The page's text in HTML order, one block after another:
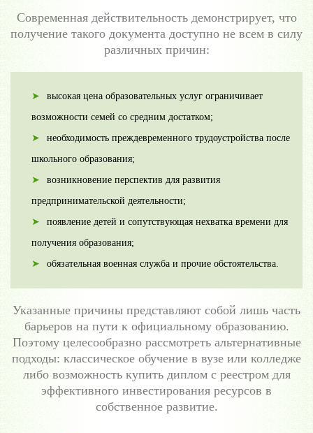
Современная действительность демонстрирует, что
получение такого документа доступно не всем в силу
различных причин:
высокая цена образовательных услуг ограничивает
возможности семей со средним достатком;
необходимость преждевременного трудоустройства после
школьного образования;
возникновение перспектив для развития
предпринимательской деятельности;
появление детей и сопутствующая нехватка времени для
получения образования;
обязательная военная служба и прочие обстоятельства.
Указанные причины представляют собой лишь часть
барьеров на пути к официальному образованию.
Поэтому целесообразно рассмотреть альтернативные
подходы: классическое обучение в вузе или колледже
либо возможность купить диплом с реестром для
эффективного инвестирования ресурсов в
собственное развитие.